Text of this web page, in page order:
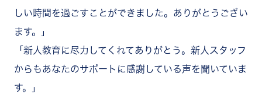
しい時間を過ごすことができました。ありがとうござい
ます。」
「新人教育に尽力してくれてありがとう。新人スタッフ
からもあなたのサポートに感謝している声を聞いていま
す。」